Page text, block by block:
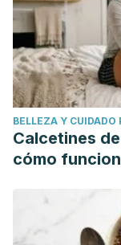
BELLEZA Y CUIDADO
Calcetines
cómo